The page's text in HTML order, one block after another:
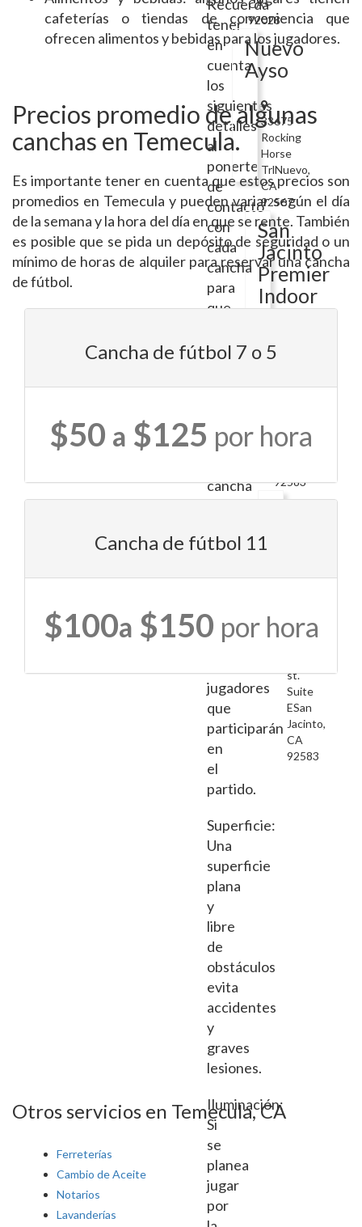
CA
92028
Nuevo
Ayso
33675
Rocking
Horse
TrlNuevo,
CA
92567
San
Jacinto
Premier
Indoor
Soccer
S
StSan
Jacinto,
92583
Store
109
st.
Suite
ESan
Jacinto,
CA
92583
Recuerda
tener
en
cuenta
los
siguientes
detalles
al
ponerte
de
contacto
con
cada
cancha
para
que
antes
reservarla.
adecuado:
cancha
debe
un
el
número
jugadores
que
participarán
en
el
partido.
Superficie:
Una
superficie
plana
y
libre
de
obstáculos
evita
accidentes
y
graves
lesiones.
Iluminación:
Si
se
planea
jugar
por
cafeterías o tiendas de conveniencia que
ofrecen alimentos y bebidas para los jugadores.
Precios promedio de algunas
canchas en Temecula.
Es importante tener en cuenta que estos precios son
promedios en Temecula y pueden variar según el día
de la semana y la hora del día en que se rente. También
es posible que se pida un depósito de seguridad o un
mínimo de horas de alquiler para reservar una cancha
de fútbol.
Cancha de fútbol 7 o 5
$50 a $125 por hora
Cancha de fútbol 11
$100a $150 por hora
Otros servicios en Temecula, CA
Ferreterías
Cambio de Aceite
Notarios
Lavanderías